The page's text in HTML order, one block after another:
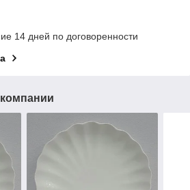
14 дней по договоренности